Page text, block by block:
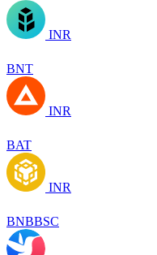
INR
BNT
INR
BAT
INR
BNBBSC